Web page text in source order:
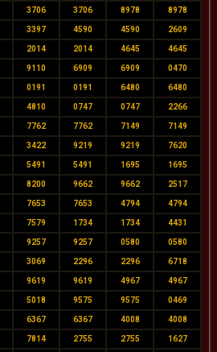
3706 3706 8978 8978
3397 4590 4590 2609
2014 2014 4645 4645
9110 6909 6909 0470
0191 0191 6480 6480
4810 0747 0747 2266
7762 7762 7149 7149
3422 9219 9219 7620
5491 5491 1695 1695
8200 9662 9662 2517
7653 7653 4794 4794
7579 1734 1734 4431
9257 9257 0580 0580
3069 2296 2296 6718
9619 9619 4967 4967
5018 9575 9575 0469
6367 6367 4008 4008
7814 2755 2755 1627